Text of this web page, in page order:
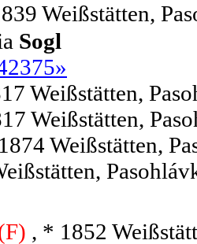
Weißstätten,
Sogl
Weißstätten,
Weißstätten,
Weißstätten,
, * 1852